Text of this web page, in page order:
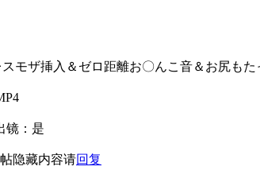
モザ挿入＆ゼロ距離お〇んこ音＆お尻も
镜：是
隐藏内容请回复